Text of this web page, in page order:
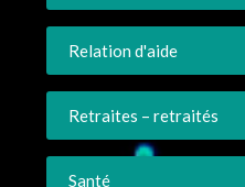
Relation d'aide
Retraites – retraités
Santé